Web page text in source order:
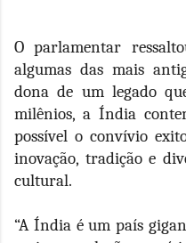
O parlamentar
algumas das mais
dona de um legado
milênios, a Índia
possível o convívio
inovação, tradição e
cultural.
“A Índia é um país